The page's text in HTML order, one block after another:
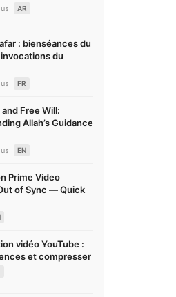
AR
: bienséances du
du
FR
and Free Will:
Allah’s Guidance
EN
Prime Video
of Sync — Quick
vidéo YouTube :
et compresser